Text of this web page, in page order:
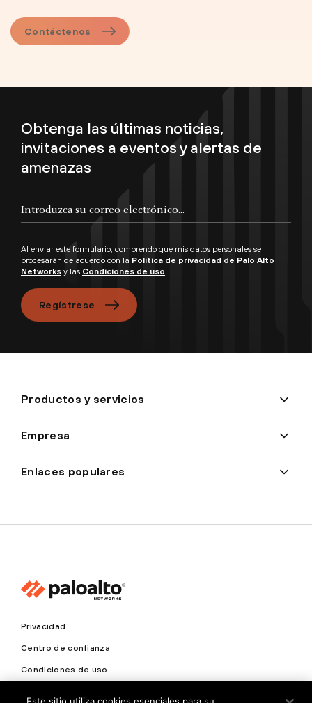
Contáctenos
Obtenga las últimas noticias,
invitaciones a eventos y alertas de
amenazas
Al enviar este formulario, comprendo que mis datos personales se
procesarán de acuerdo con la Política de privacidad de Palo Alto
Networks y las Condiciones de uso.
Regístrese
Productos y servicios
Empresa
Enlaces populares
Privacidad
Centro de confianza
Condiciones de uso